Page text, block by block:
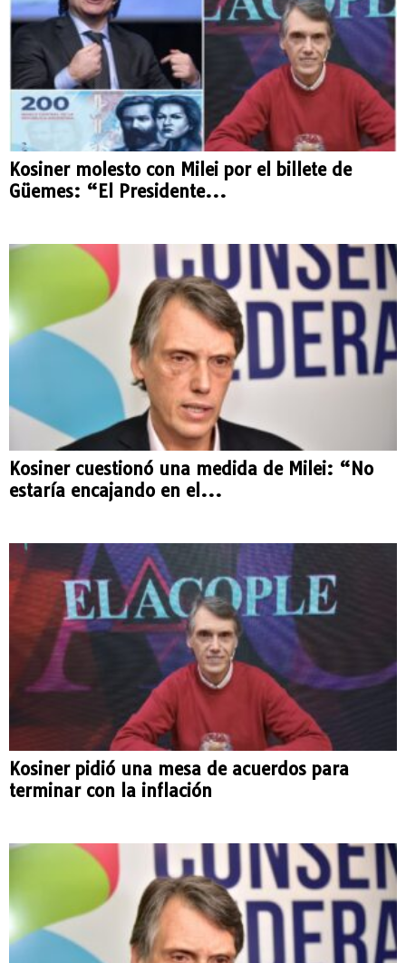
Kosiner molesto con Milei por el billete de
Güemes: “El Presidente...
Kosiner cuestionó una medida de Milei: “No
estaría encajando en el...
Kosiner pidió una mesa de acuerdos para
terminar con la inflación